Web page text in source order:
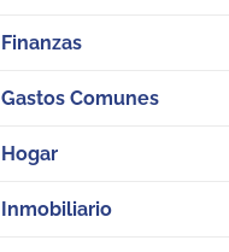
Finanzas
Gastos Comunes
Hogar
Inmobiliario